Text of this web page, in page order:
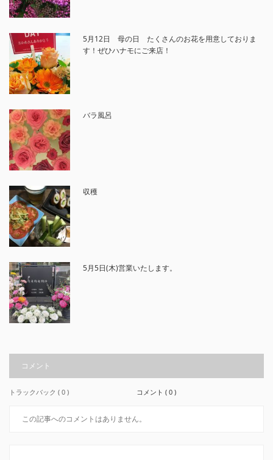
5月12日 母の日 たくさんのお花を用意しておりま
す！ぜひハナモにご来店！
バラ風呂
収穫
5月5日(木)営業いたします。
コメント
トラックバック ( 0 ) コメント ( 0 )
この記事へのコメントはありません。